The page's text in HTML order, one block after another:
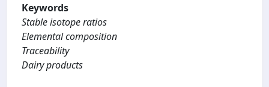
Keywords
Stable isotope ratios
Elemental composition
Traceability
Dairy products